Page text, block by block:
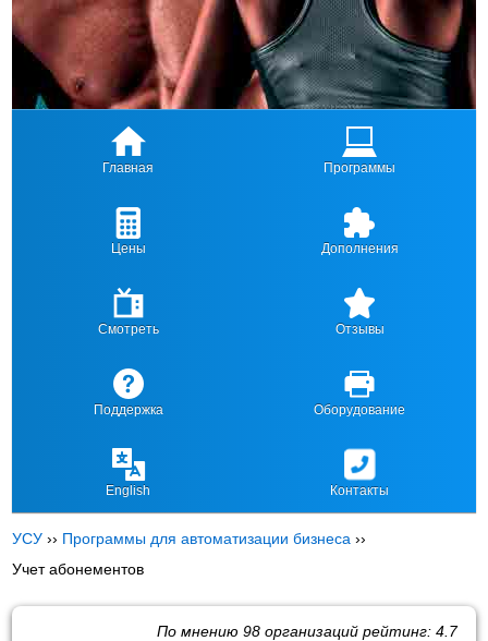
Главная Программы
Цены Дополнения
Смотреть Отзывы
Поддержка Оборудование
English Контакты
УСУ ›› Программы для автоматизации бизнеса ››
Учет абонементов
По мнению 98организаций рейтинг: 4.7